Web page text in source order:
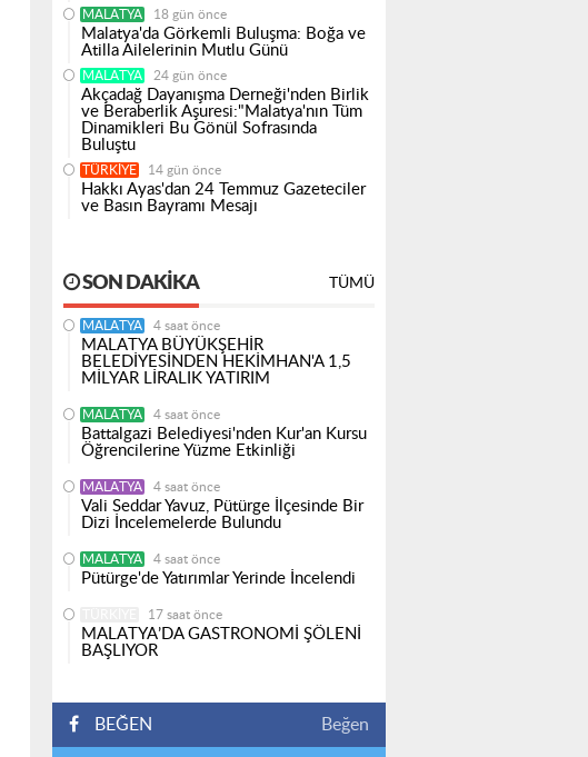
MALATYA 18 gün önce
Malatya'da Görkemli Buluşma: Boğa ve
Atilla Ailelerinin Mutlu Günü
MALATYA 24 gün önce
Akçadağ Dayanışma Derneği'nden Birlik
ve Beraberlik Aşuresi:"Malatya'nın Tüm
Dinamikleri Bu Gönül Sofrasında
Buluştu
TÜRKIYE 14 gün önce
Hakkı Ayas'dan 24 Temmuz Gazeteciler
ve Basın Bayramı Mesajı
SON DAKIKA TÜMÜ
MALATYA 4 saat önce
MALATYA BÜYÜKŞEHİR
BELEDİYESİNDEN HEKİMHAN'A 1,5
MİLYAR LİRALIK YATIRIM
MALATYA 4 saat önce
Battalgazi Belediyesi'nden Kur'an Kursu
Öğrencilerine Yüzme Etkinliği
MALATYA 4 saat önce
Vali Seddar Yavuz, Pütürge İlçesinde Bir
Dizi İncelemelerde Bulundu
MALATYA 4 saat önce
Pütürge'de Yatırımlar Yerinde İncelendi
17 saat önce
MALATYA’DA GASTRONOMİ ŞÖLENİ
BAŞLIYOR
BEĞEN Beğen